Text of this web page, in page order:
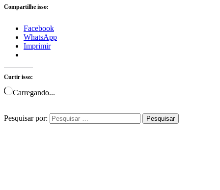
Compartilhe isso:
Facebook
WhatsApp
Imprimir
Curtir isso:
Carregando...
Pesquisar por: